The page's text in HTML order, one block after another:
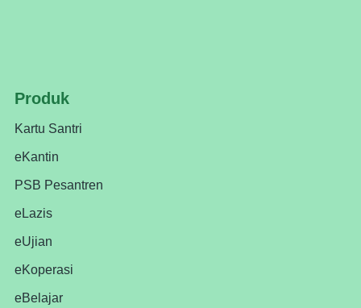
Produk
Kartu Santri
eKantin
PSB Pesantren
eLazis
eUjian
eKoperasi
eBelajar